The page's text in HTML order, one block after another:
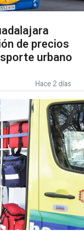
de precios
urbano
Hace 2 días